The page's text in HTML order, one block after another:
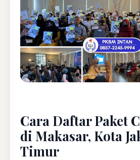
Cara Daftar Paket
di Makasar, Kota
Timur